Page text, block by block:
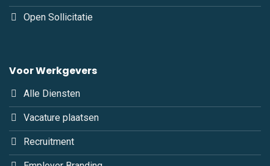
Open Sollicitatie
Voor Werkgevers
Alle Diensten
Vacature plaatsen
Recruitment